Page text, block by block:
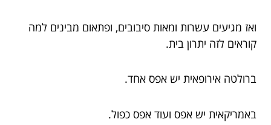
ואז מגיעים עשרות ומאות סיבובים, ופתאום מבינים למה
קוראים לזה יתרון בית.
ברולטה אירופאית יש אפס אחד.
באמריקאית יש אפס ועוד אפס כפול.